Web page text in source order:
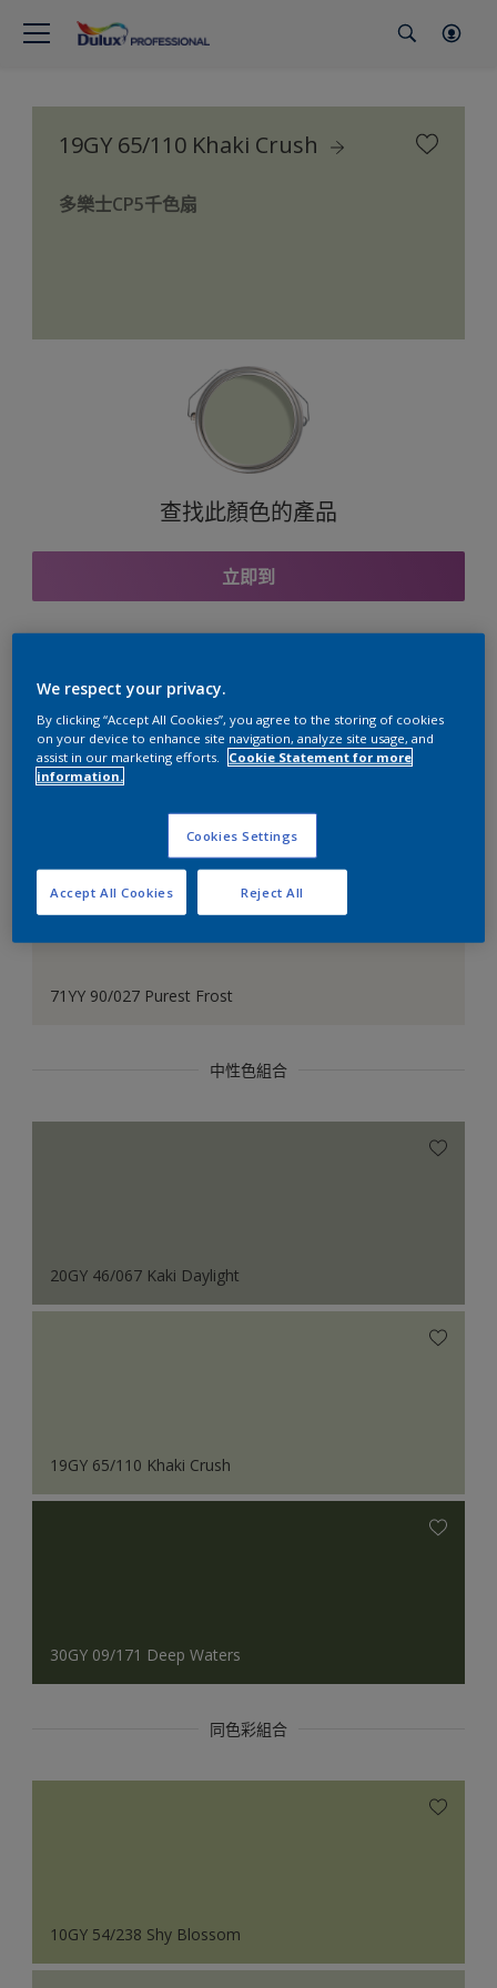
19GY 65/110 Khaki Crush
多樂士CP5千色扇
查找此顏色的產品
立即到
與之協調的色彩組合
71YY 90/027 Purest Frost
中性色組合
20GY 46/067 Kaki Daylight
19GY 65/110 Khaki Crush
30GY 09/171 Deep Waters
同色彩組合
10GY 54/238 Shy Blossom
We respect your privacy.
By clicking “Accept All Cookies”, you agree to the storing of cookies
on your device to enhance site navigation, analyze site usage, and
assist in our marketing efforts.
Cookie Statement for more
information.
Cookies Settings
Reject All
Accept All Cookies